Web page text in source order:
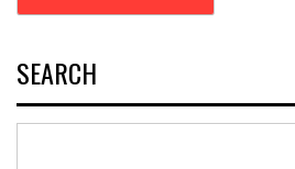
SEARCH